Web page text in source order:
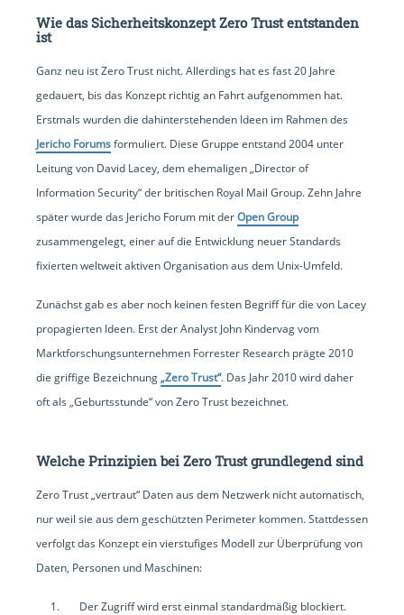
Wie das Sicherheitskonzept Zero Trust entstanden
ist
Ganz neu ist Zero Trust nicht. Allerdings hat es fast 20 Jahre
gedauert, bis das Konzept richtig an Fahrt aufgenommen hat.
Erstmals wurden die dahinterstehenden Ideen im Rahmen des
Jericho Forumsformuliert. Diese Gruppe entstand 2004 unter
Leitung von David Lacey, dem ehemaligen „Director of
Information Security“ der britischen Royal Mail Group. Zehn Jahre
später wurde das Jericho Forum mit derOpen Group
zusammengelegt, einer auf die Entwicklung neuer Standards
fixierten weltweit aktiven Organisation aus dem Unix-Umfeld.
Zunächst gab es aber noch keinen festen Begriff für die von Lacey
propagierten Ideen. Erst der Analyst John Kindervag vom
Marktforschungsunternehmen Forrester Research prägte 2010
die griffige Bezeichnung„Zero Trust“. Das Jahr 2010 wird daher
oft als „Geburtsstunde“ von Zero Trust bezeichnet.
Welche Prinzipien bei Zero Trust grundlegend sind
Zero Trust „vertraut“ Daten aus dem Netzwerk nicht automatisch,
nur weil sie aus dem geschützten Perimeter kommen. Stattdessen
verfolgt das Konzept ein vierstufiges Modell zur Überprüfung von
Daten, Personen und Maschinen:
Der Zugriff wird erst einmal standardmäßig blockiert.